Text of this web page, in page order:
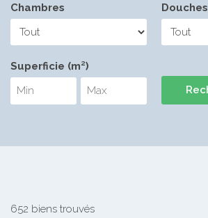
Chambres Douches
Superficie (m²)
652 biens trouvés